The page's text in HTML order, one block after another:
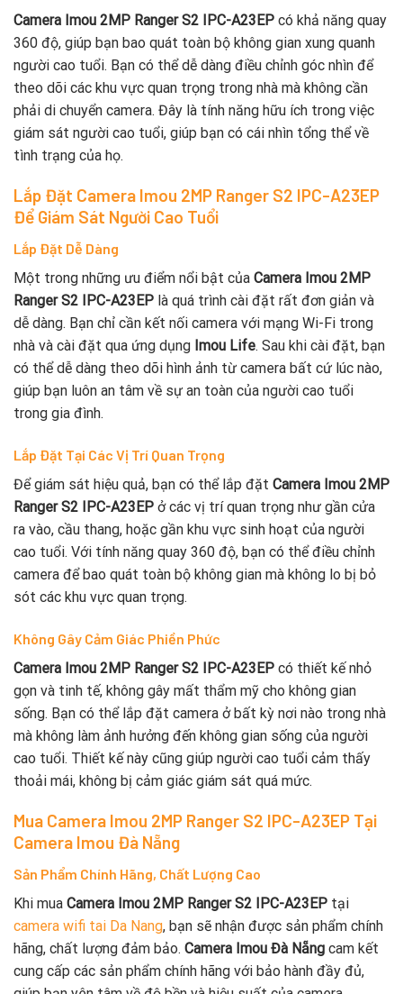
Camera Imou 2MP Ranger S2 IPC-A23EP có khả năng quay
360 độ, giúp bạn bao quát toàn bộ không gian xung quanh
người cao tuổi. Bạn có thể dễ dàng điều chỉnh góc nhìn để
theo dõi các khu vực quan trọng trong nhà mà không cần
phải di chuyển camera. Đây là tính năng hữu ích trong việc
giám sát người cao tuổi, giúp bạn có cái nhìn tổng thể về
tình trạng của họ.
Lắp Đặt Camera Imou 2MP Ranger S2 IPC-A23EP
Để Giám Sát Người Cao Tuổi
Lắp Đặt Dễ Dàng
Một trong những ưu điểm nổi bật của Camera Imou 2MP
Ranger S2 IPC-A23EP là quá trình cài đặt rất đơn giản và
dễ dàng. Bạn chỉ cần kết nối camera với mạng Wi-Fi trong
nhà và cài đặt qua ứng dụng Imou Life. Sau khi cài đặt, bạn
có thể dễ dàng theo dõi hình ảnh từ camera bất cứ lúc nào,
giúp bạn luôn an tâm về sự an toàn của người cao tuổi
trong gia đình.
Lắp Đặt Tại Các Vị Trí Quan Trọng
Để giám sát hiệu quả, bạn có thể lắp đặt Camera Imou 2MP
Ranger S2 IPC-A23EP ở các vị trí quan trọng như gần cửa
ra vào, cầu thang, hoặc gần khu vực sinh hoạt của người
cao tuổi. Với tính năng quay 360 độ, bạn có thể điều chỉnh
camera để bao quát toàn bộ không gian mà không lo bị bỏ
sót các khu vực quan trọng.
Không Gây Cảm Giác Phiền Phức
Camera Imou 2MP Ranger S2 IPC-A23EP có thiết kế nhỏ
gọn và tinh tế, không gây mất thẩm mỹ cho không gian
sống. Bạn có thể lắp đặt camera ở bất kỳ nơi nào trong nhà
mà không làm ảnh hưởng đến không gian sống của người
cao tuổi. Thiết kế này cũng giúp người cao tuổi cảm thấy
thoải mái, không bị cảm giác giám sát quá mức.
Mua Camera Imou 2MP Ranger S2 IPC-A23EP Tại
Camera Imou Đà Nẵng
Sản Phẩm Chính Hãng, Chất Lượng Cao
Khi mua Camera Imou 2MP Ranger S2 IPC-A23EP tại
camera wifi tai Da Nang, bạn sẽ nhận được sản phẩm chính
hãng, chất lượng đảm bảo. Camera Imou Đà Nẵng cam kết
cung cấp các sản phẩm chính hãng với bảo hành đầy đủ,